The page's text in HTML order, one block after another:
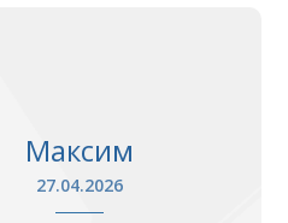
Максим
27.04.2026